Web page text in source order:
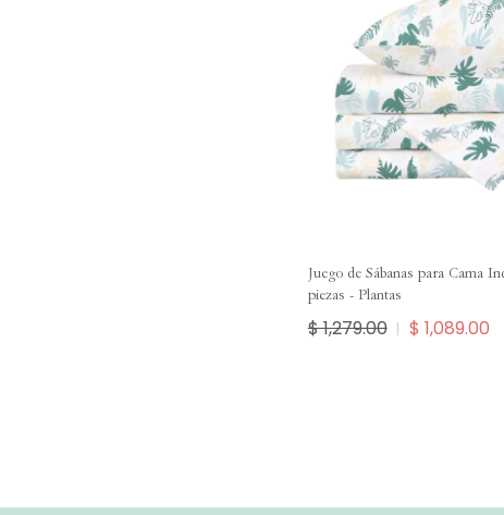
Juego de Sábanas para Cama
piezas - Plantas
$ 1,279.00 $ 1,089.00